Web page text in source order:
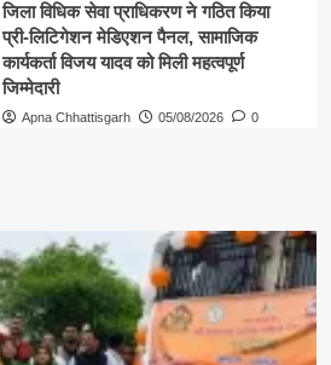
जिला विधिक सेवा प्राधिकरण ने गठित किया
प्री-लिटिगेशन मेडिएशन पैनल, सामाजिक
कार्यकर्ता विजय यादव को मिली महत्वपूर्ण
जिम्मेदारी
Apna Chhattisgarh 05/08/2026 0